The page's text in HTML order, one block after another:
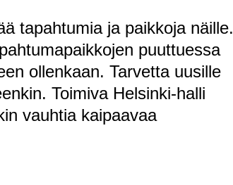
tapahtumia ja paikkoja näille.
puuttuessa
ollenkaan. Tarvetta uusille
Toimiva Helsinki-halli
vauhtia kaipaavaa